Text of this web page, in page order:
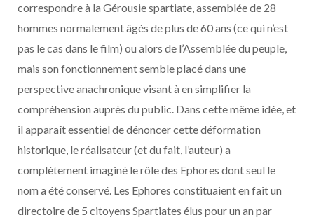
correspondre à la Gérousie spartiate, assemblée de 28
hommes normalement âgés de plus de 60 ans (ce qui n’est
pas le cas dans le film) ou alors de l’Assemblée du peuple,
mais son fonctionnement semble placé dans une
perspective anachronique visant à en simplifier la
compréhension auprès du public. Dans cette même idée, et
il apparaît essentiel de dénoncer cette déformation
historique, le réalisateur (et du fait, l’auteur) a
complètement imaginé le rôle des Ephores dont seul le
nom a été conservé. Les Ephores constituaient en fait un
directoire de 5 citoyens Spartiates élus pour un an par